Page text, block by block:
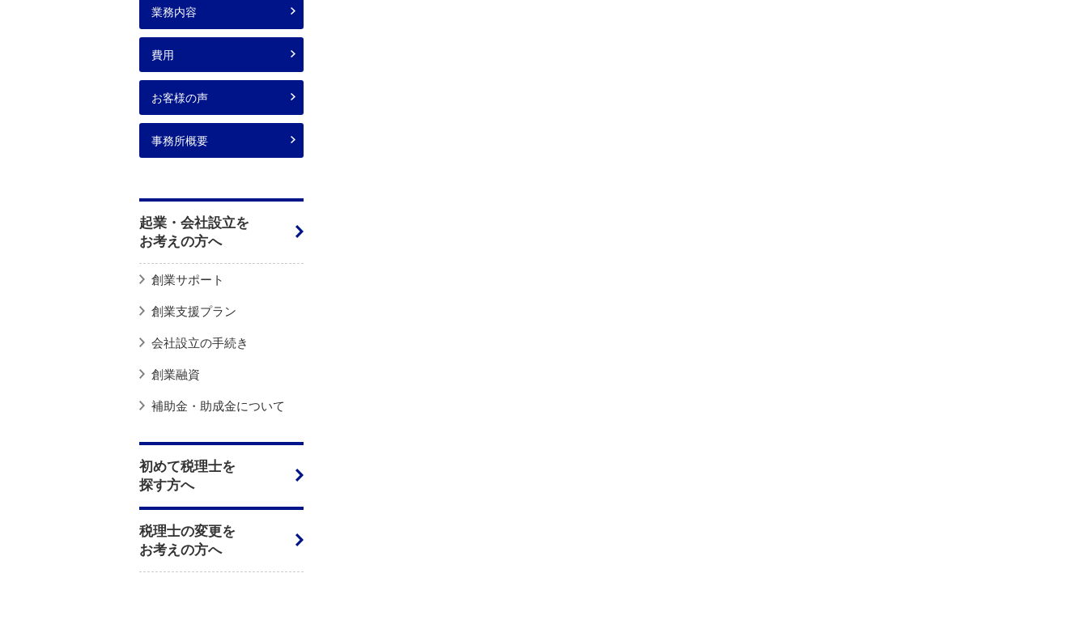
業務内容
費用
お客様の声
事務所概要
起業・会社設立を
お考えの方へ
創業サポート
創業支援プラン
会社設立の手続き
創業融資
補助金・助成金について
初めて税理士を
探す方へ
税理士の変更を
お考えの方へ